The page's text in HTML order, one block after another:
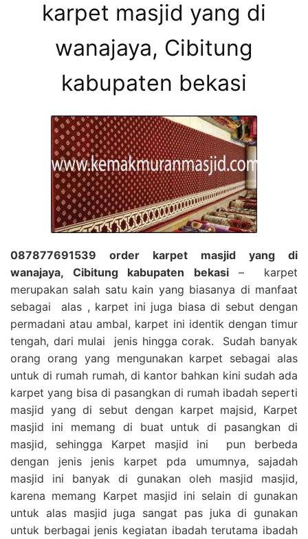
karpet masjid yang di
wanajaya, Cibitung
kabupaten bekasi
087877691539 order karpet masjid yang di
wanajaya, Cibitung kabupaten bekasi– karpet
merupakan salah satu kain yang biasanya di manfaat
sebagai alas , karpet ini juga biasa di sebut dengan
permadani atau ambal, karpet ini identik dengan timur
tengah, dari mulai jenis hingga corak. Sudah banyak
orang orang yang mengunakan karpet sebagai alas
untuk di rumah rumah, di kantor bahkan kini sudah ada
karpet yang bisa di pasangkan di rumah ibadah seperti
masjid yang di sebut dengan karpet majsid, Karpet
masjid ini memang di buat untuk di pasangkan di
masjid, sehingga Karpet masjid ini pun berbeda
dengan jenis jenis karpet pda umumnya, sajadah
masjid ini banyak di gunakan oleh masjid masjid,
karena memang Karpet masjid ini selain di gunakan
untuk alas masjid juga sangat pas juka di gunakan
untuk berbagai jenis kegiatan ibadah terutama ibadah